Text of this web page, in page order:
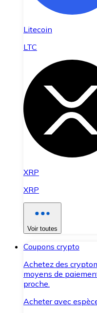
Litecoin
LTC
XRP
XRP
Voir toutes
Coupons crypto
Achetez des
moyens de
proche.
Acheter avec